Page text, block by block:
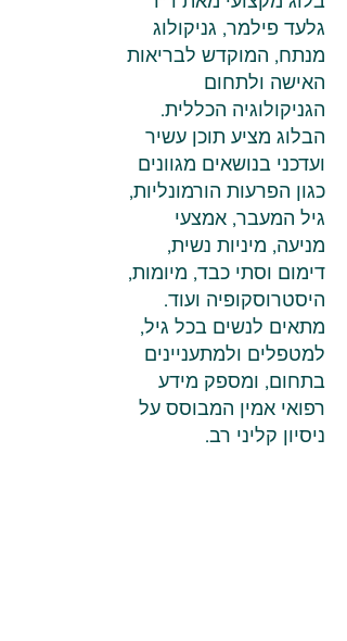
גלעד פילמר, גניקולוג
מנתח, המוקדש לבריאות
האישה ולתחום
הגניקולוגיה הכללית.
הבלוג מציע תוכן עשיר
ועדכני בנושאים מגוונים
כגון הפרעות הורמונליות,
גיל המעבר, אמצעי
מניעה, מיניות נשית,
דימום וסתי כבד, מיומות,
היסטרוסקופיה ועוד.
מתאים לנשים בכל גיל,
למטפלים ולמתעניינים
בתחום, ומספק מידע
רפואי אמין המבוסס על
ניסיון קליני רב.